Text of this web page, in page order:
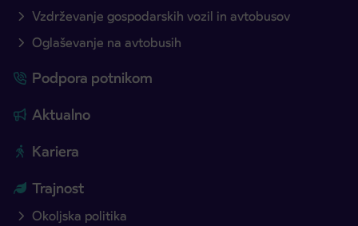
Vzdrževanje gospodarskih vozil in avtobusov
Oglaševanje na avtobusih
Podpora potnikom
Aktualno
Kariera
Trajnost
Okoljska politika